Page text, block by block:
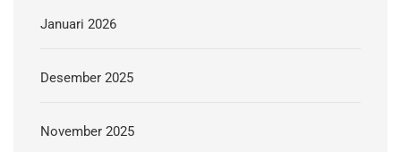
Januari 2026
Desember 2025
November 2025